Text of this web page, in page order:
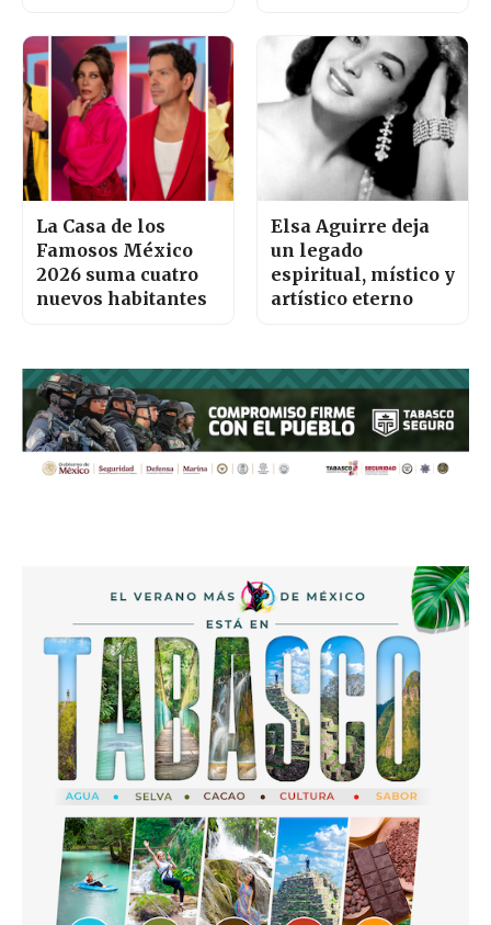
La Casa de los
Famosos México
2026 suma cuatro
nuevos habitantes
Elsa Aguirre deja
un legado
espiritual, místico y
artístico eterno